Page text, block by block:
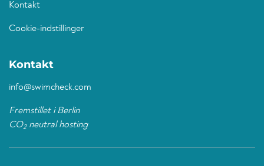
Kontakt
Cookie-indstillinger
Kontakt
info@swimcheck.com
Fremstillet i Berlin
CO2neutral hosting